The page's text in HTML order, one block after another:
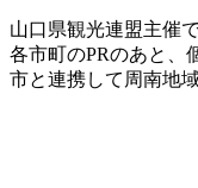
山口県観光連盟主催
各市町のPRのあと、
市と連携して周南地